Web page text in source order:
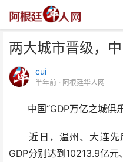
两大城市晋级，
cui
半年前 · 阿根廷华人网
中国“GDP万亿之城俱乐
近日，温州、大连先
GDP分别达到10213.9亿元
两大城市晋级，中国
29席